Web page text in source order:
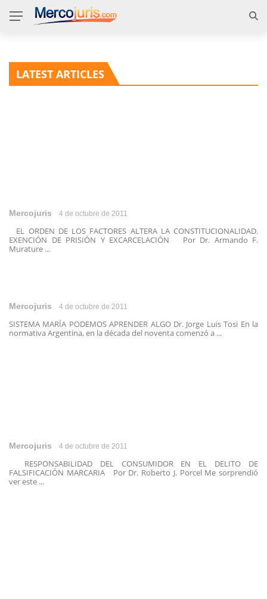
LATEST ARTICLES
Mercojuris 4 de octubre de 2011
EL ORDEN DE LOS FACTORES ALTERA LA CONSTITUCIONALIDAD.
EXENCIÓN DE PRISIÓN Y EXCARCELACIÓN Por Dr. Armando F.
Murature ...
Mercojuris 4 de octubre de 2011
SISTEMA MARÍA PODEMOS APRENDER ALGO Dr. Jorge Luis Tosi En la
normativa Argentina, en la década del noventa comenzó a ...
Mercojuris 4 de octubre de 2011
RESPONSABILIDAD DEL CONSUMIDOR EN EL DELITO DE
FALSIFICACIÓN MARCARIA Por Dr. Roberto J. Porcel Me sorprendió
ver este ...